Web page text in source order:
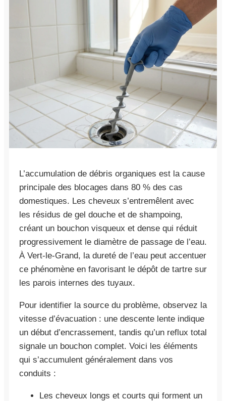
L’accumulation de débris organiques est la cause
principale des blocages dans 80 % des cas
domestiques. Les cheveux s’entremêlent avec
les résidus de gel douche et de shampoing,
créant un bouchon visqueux et dense qui réduit
progressivement le diamètre de passage de l’eau.
À Vert-le-Grand, la dureté de l’eau peut accentuer
ce phénomène en favorisant le dépôt de tartre sur
les parois internes des tuyaux.
Pour identifier la source du problème, observez la
vitesse d’évacuation : une descente lente indique
un début d’encrassement, tandis qu’un reflux total
signale un bouchon complet. Voici les éléments
qui s’accumulent généralement dans vos
conduits :
Les cheveux longs et courts qui forment un